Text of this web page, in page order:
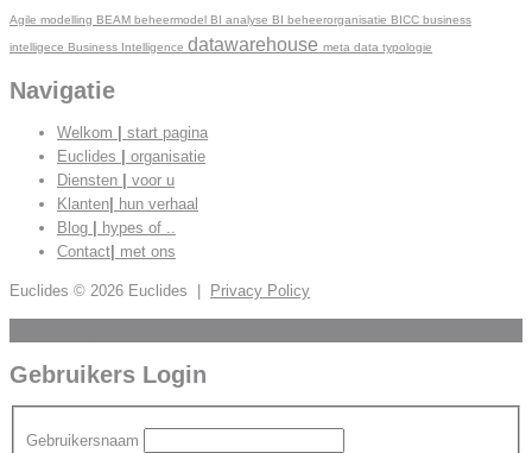
Agile modelling BEAM beheermodel BI analyse BI beheerorganisatie BICC business
intelligece Business Intelligence datawarehouse meta data typologie
Navigatie
Welkom
start pagina
Euclides
organisatie
Diensten
voor u
Klanten
hun verhaal
Blog
hypes of ..
Contact met ons
Euclides © 2026 Euclides | Privacy Policy
Gebruikers Login
Gebruikersnaam